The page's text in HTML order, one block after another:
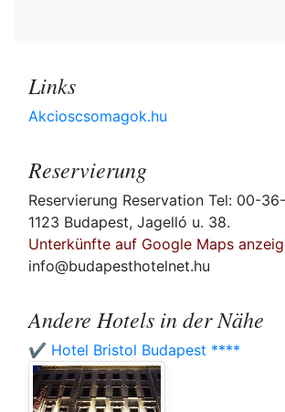
Links
Akcioscsomagok.hu
Reservierung
Reservierung Reservation Tel: 00-
1123 Budapest, Jagelló u. 38.
Unterkünfte auf Google Maps
info@budapesthotelnet.hu
Andere Hotels in der Nähe
✔️ Hotel Bristol Budapest ****